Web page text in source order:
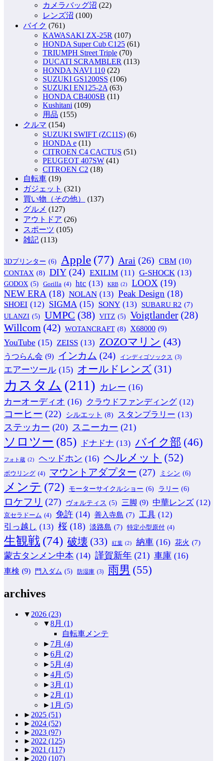
カメラバッグ沼 (22)
レンズ沼 (100)
バイク (761)
KAWASAKI ZX-25R (107)
HONDA Super Cub C125 (61)
TRIUMPH Street Triple (70)
DUCATI SCRAMBLER (113)
HONDA NAVI 110 (22)
SUZUKI GS1200SS (106)
SUZUKI EN125-2A (63)
HONDA CB400SB (11)
Kushitani (109)
用品 (155)
クルマ (154)
SUZUKI SWIFT (ZC11S) (6)
HONDA e (11)
CITROEN C4 CACTUS (51)
PEUGEOT 407SW (41)
CITROEN C2 (18)
自転車 (19)
ガジェット (321)
買い物（その他）
(137)
グルメ (127)
アウトドア (26)
スポーツ (105)
雑記 (113)
3Dプリンター (6) Apple (77) Arai (26) CBM (10)
CONTAX (8) DIY (24) EXILIM (11) G-SHOCK (13)
GODOX (5) Gorilla (4) htc (13) KRB (2) LOOX (19)
NEW ERA (18) NOLAN (13) Peak Design (18)
SHOEI (12) SIGMA (15) SONY (13) SUBARU R2 (7)
ULANZI (5) UMPC (38) VITZ (5) Voigtlander (28)
Willcom (42) WOTANCRAFT (8) X68000 (9)
YouTube (15) ZEISS (13) ZOZOマリン (43)
うつらん会 (9) インカム (24) インディゴソックス (3)
エアーツール (15) オールドレンズ (31)
カスタム (211) カレー (16)
カーオーディオ (16) クラウドファンディング (12)
コーヒー (22) シルエット (8) スタンプラリー (13)
ステッカー (20) スニーカー (21)
ソロツー (85) ドナドナ (13) バイク部 (46)
フォト蔵 (2) ヘッドホン (16) ヘルメット (52)
ボウリング (4) マウントアダプター (27) ミシン (6)
メンテ (72) モーターサイクルショー (6) ラリー (6)
ロケフリ (27) ヴォルティス (5) 三脚 (9) 中華レンズ (12)
京セラドーム (4) 免許 (14) 善入寺島 (7) 工具 (12)
引っ越し (13) 桜 (18) 淡路島 (7) 特定小型原付 (4)
生観戦 (74) 破壊 (33) 紅葉 (2) 納車 (16) 花火 (7)
蒙古タンメン中本 (14) 謹賀新年 (21) 車庫 (16)
車検 (9) 門入ダム (5) 防湿庫 (3) 雨男 (55)
archives
▼ 2026 (23)
▼8月 (1)
自転車メンテ
► 7月 (4)
►6月 (2)
► 5月 (4)
►4月 (5)
►3月 (1)
► 2月 (1)
► 1月 (5)
► 2025 (51)
► 2024 (52)
► 2023 (97)
► 2022 (125)
► 2021 (117)
► 2020 (107)